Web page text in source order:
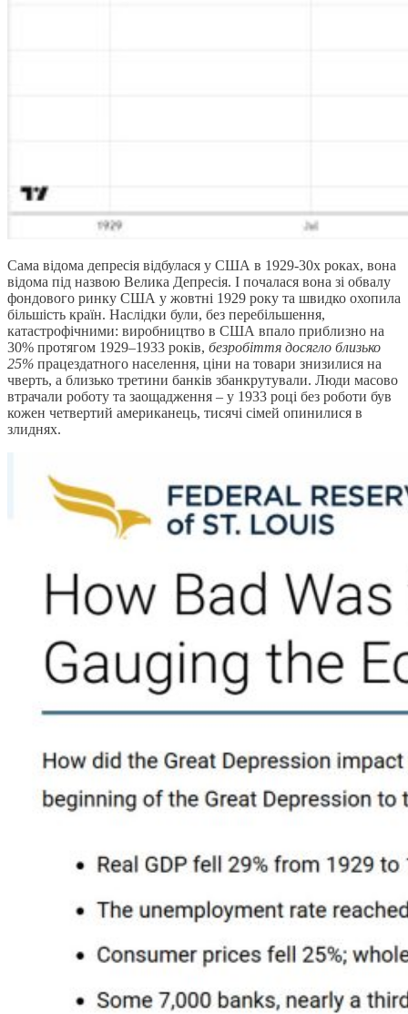
Сама відома депресія відбулася у США в 1929-30х роках, вона
відома під назвою Велика Депресія. І почалася вона зі обвалу
фондового ринку США у жовтні 1929 року та швидко охопила
більшість країн. Наслідки були, без перебільшення,
катастрофічними: виробництво в США впало приблизно на
30% протягом 1929–1933 років, безробіття досягло близько
25% працездатного населення, ціни на товари знизилися на
чверть, а близько третини банків збанкрутували. Люди масово
втрачали роботу та заощадження – у 1933 році без роботи був
кожен четвертий американець, тисячі сімей опинилися в
злиднях.